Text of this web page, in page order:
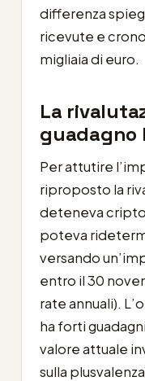
differenza
ricevute e
migliaia di euro.
La
guadagno
Per attutire
riproposto la
deteneva
poteva
versando
entro il 30
rate annuali).
ha forti
valore attuale
sulla